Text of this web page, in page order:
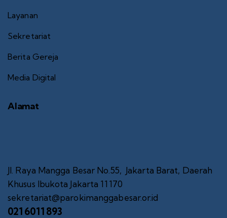
Layanan
Sekretariat
Berita Gereja
Media Digital
Alamat
Jl. Raya Mangga Besar No.55, Jakarta Barat, Daerah
Khusus Ibukota Jakarta 11170
sekretariat@parokimanggabesar.or.id
021 6011 893